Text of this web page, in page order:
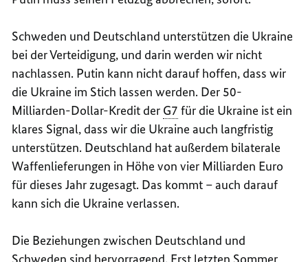
Schweden und Deutschland unterstützen die Ukraine
bei der Verteidigung, und darin werden wir nicht
nachlassen. Putin kann nicht darauf hoffen, dass wir
die Ukraine im Stich lassen werden. Der 50-
Milliarden-Dollar-Kredit der G7 für die Ukraine ist ein
klares Signal, dass wir die Ukraine auch langfristig
unterstützen. Deutschland hat außerdem bilaterale
Waffenlieferungen in Höhe von vier Milliarden Euro
für dieses Jahr zugesagt. Das kommt – auch darauf
kann sich die Ukraine verlassen.
Die Beziehungen zwischen Deutschland und